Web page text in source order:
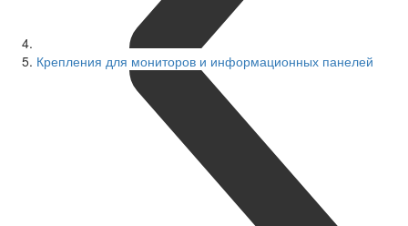
Крепления для мониторов и информационных панелей